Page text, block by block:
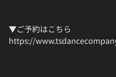
▼ご予約はこちら
https://